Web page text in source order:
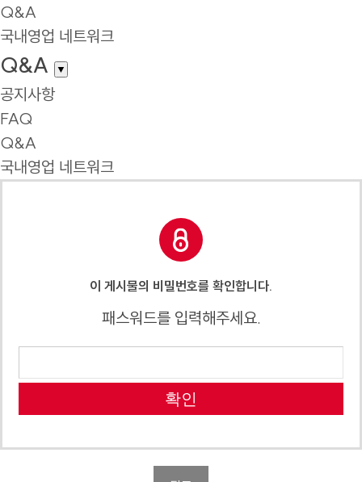
Q&A
국내영업 네트워크
Q&A ▼
공지사항
FAQ
Q&A
국내영업 네트워크
이 게시물의 비밀번호를 확인합니다.
패스워드를 입력해주세요.
확인